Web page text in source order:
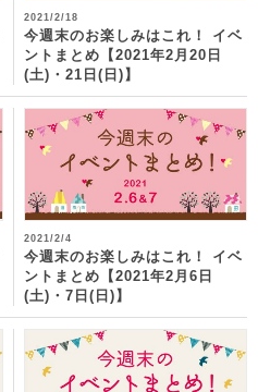
2021/2/18
今週末のお楽しみはこれ！ イベ
ントまとめ【2021年2月20日
(土)・21日(日)】
2021/2/4
今週末のお楽しみはこれ！ イベ
ントまとめ【2021年2月6日
(土)・7日(日)】